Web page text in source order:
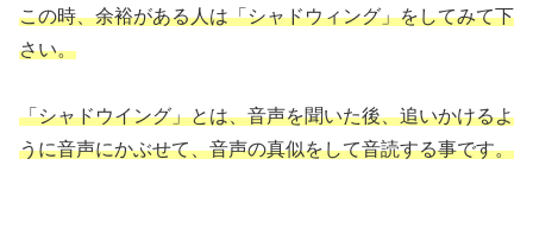
この時、余裕がある人は「シャドウィング」をしてみて下
さい。
「シャドウイング」とは、音声を聞いた後、追いかけるよ
うに音声にかぶせて、音声の真似をして音読する事です。